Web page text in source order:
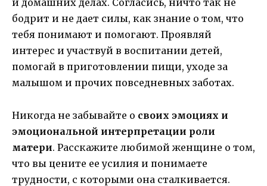
и домашних делах. Согласись, ничто так не
бодрит и не дает силы, как знание о том, что
тебя понимают и помогают. Проявляй
интерес и участвуй в воспитании детей,
помогай в приготовлении пищи, уходе за
малышом и прочих повседневных заботах.
Никогда не забывайте о своих эмоциях и
эмоциональной интерпретации роли
матери. Расскажите любимой женщине о том,
что вы цените ее усилия и понимаете
трудности, с которыми она сталкивается.